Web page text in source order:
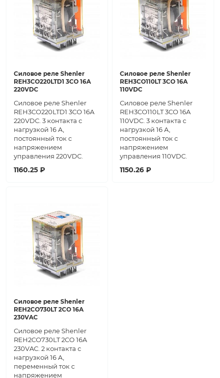
Силовое реле Shenler
REH3CO220LTD1 3CO 16A
220VDC
Силовое реле Shenler
REH3CO220LTD1 3CO 16A
220VDC. 3 контакта с
нагрузкой 16 А,
постоянный ток с
напряжением
управления 220VDC.
1160.25 ₽
Силовое реле Shenler
REH3CO110LT 3CO 16A
110VDC
Силовое реле Shenler
REH3CO110LT 3CO 16A
110VDC. 3 контакта с
нагрузкой 16 А,
постоянный ток с
напряжением
управления 110VDC.
1150.26 ₽
Силовое реле Shenler
REH2CO730LT 2CO 16A
230VAC
Силовое реле Shenler
REH2CO730LT 2CO 16A
230VAC. 2 контакта с
нагрузкой 16 А,
переменный ток с
напряжением